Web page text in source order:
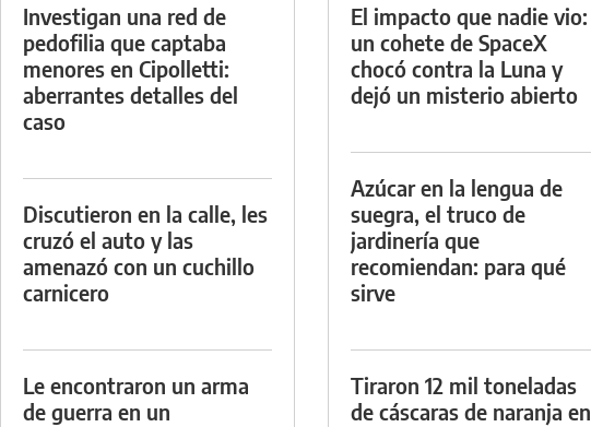
Investigan una red de
pedofilia que captaba
menores en Cipolletti:
aberrantes detalles del
caso
Discutieron en la calle, les
cruzó el auto y las
amenazó con un cuchillo
carnicero
Le encontraron un arma
de guerra en un
El impacto que nadie vio:
un cohete de SpaceX
chocó contra la Luna y
dejó un misterio abierto
Azúcar en la lengua de
suegra, el truco de
jardinería que
recomiendan: para qué
sirve
Tiraron 12 mil toneladas
de cáscaras de naranja en